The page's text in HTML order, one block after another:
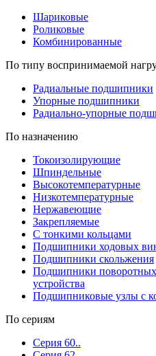
Шариковые
Роликовые
Комбинированные
По типу воспринимаемой
Радиальные подшипники
Упорные подшипники
Радиально-упорные
По назначению
Токоизолирующие
Шпиндельные
Высокотемпературные
Низкотемпературные
Нержавеющие
Закрепляемые
С тонкими кольцами
Подшипники ходовых
Подшипники скольжения
Подшипники
устройства
Подшипниковые узлы с
По сериям
Серия 60..